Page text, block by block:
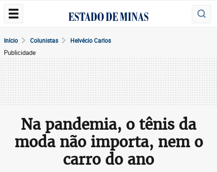
Início Colunistas Helvécio Carlos
Publicidade
Na pandemia, o tênis da
moda não importa, nem o
carro do ano